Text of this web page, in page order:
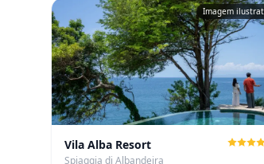
Imagem
Vila Alba Resort
Spiaggia di Albandeira